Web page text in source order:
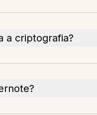
a criptografia?